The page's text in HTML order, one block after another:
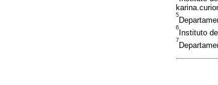
5
6
Instituto
7